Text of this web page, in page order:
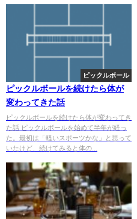
ピックルボール
ピックルボールを続けたら体が
変わってきた話
ピックルボールを続けたら体が変わってき
た話 ピックルボールを始めて半年が経っ
た。最初は「軽いスポーツかな」と思って
いたけど、続けてみると体の...